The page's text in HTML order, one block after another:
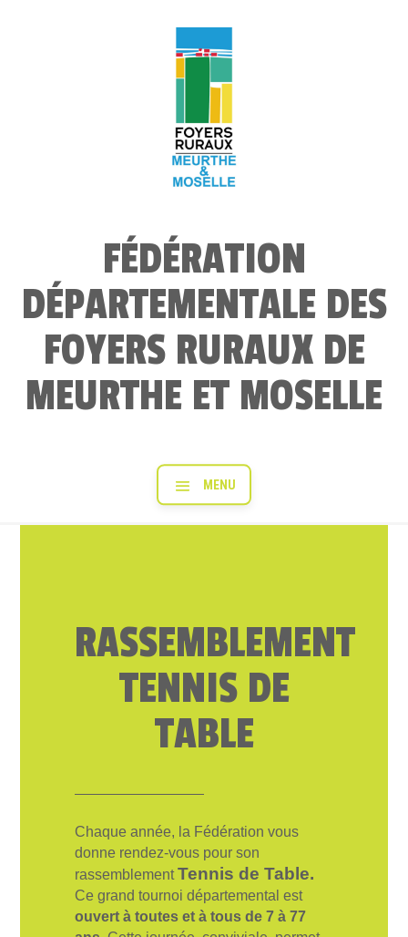
FÉDÉRATION
DÉPARTEMENTALE DES
FOYERS RURAUX DE
MEURTHE ET MOSELLE
RASSEMBLEMENT
TENNIS DE
TABLE
Chaque année, la Fédération vous
donne rendez-vous pour son
rassemblementTennis de Table.
Ce grand tournoi départemental est
ouvert à toutes et à tous de 7 à 77